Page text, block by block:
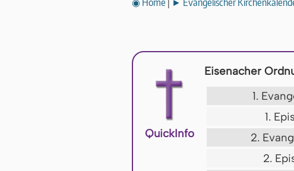
◉ Home ► Evangelischer
QuickInfo
Eisenacher
1.
1.
2.
2.